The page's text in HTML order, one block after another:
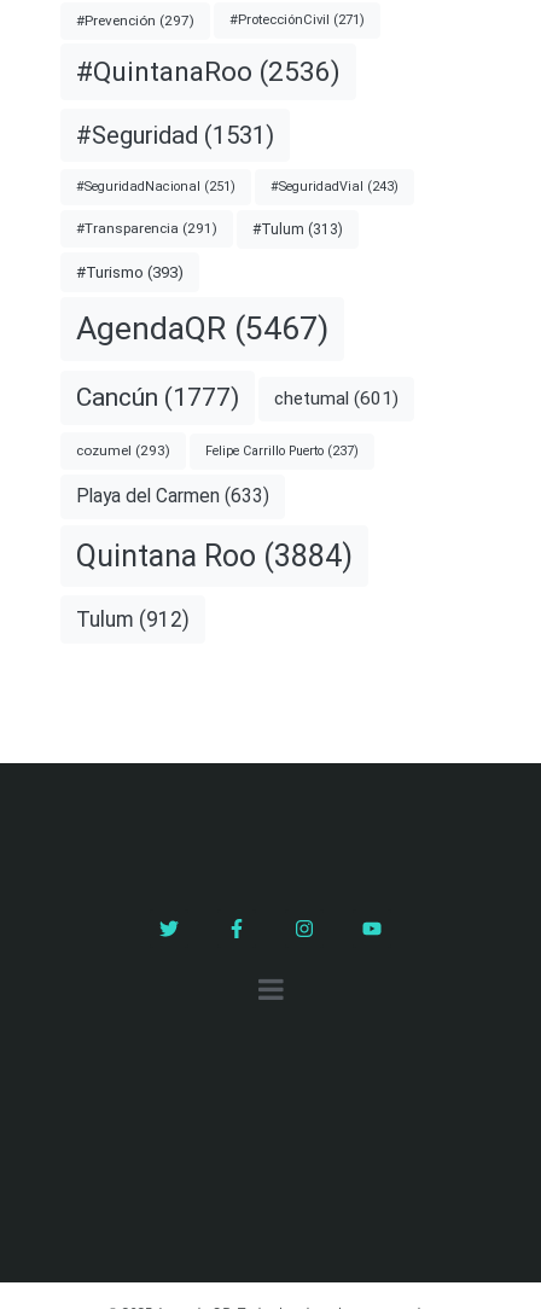
#Prevención (297) #ProtecciónCivil (271)
#QuintanaRoo (2536)
#Seguridad (1531)
#SeguridadNacional (251) #SeguridadVial (243)
#Transparencia (291) #Tulum (313)
#Turismo (393)
AgendaQR (5467)
Cancún (1777) chetumal (601)
cozumel (293) Felipe Carrillo Puerto (237)
Playa del Carmen (633)
Quintana Roo (3884)
Tulum (912)